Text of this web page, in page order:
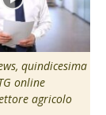
quindicesima
online
agricolo